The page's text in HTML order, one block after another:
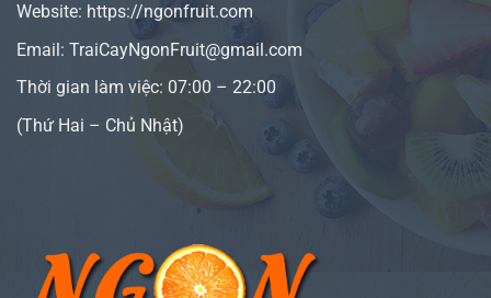
Website: https://ngonfruit.com
Email: TraiCayNgonFruit@gmail.com
Thời gian làm việc: 07:00 – 22:00
(Thứ Hai – Chủ Nhật)